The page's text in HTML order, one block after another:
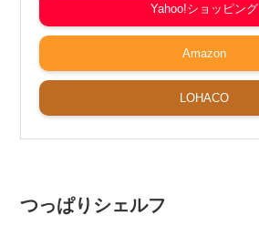
Yahoo!ショッピング
Amazon
LOHACO
つっぱりシェルフ